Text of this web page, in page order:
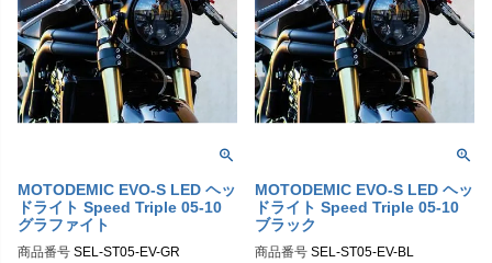
sion/
sion/
MOTODEMIC EVO-S LED ヘッ
ドライト Speed Triple 05-10
グラファイト
商品番号 SEL-ST05-EV-GR
MOTODEMIC EVO-S LED ヘッ
ドライト Speed Triple 05-10
ブラック
商品番号 SEL-ST05-EV-BL